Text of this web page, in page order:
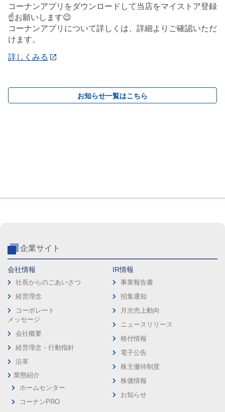
コーナンアプリをダウンロードして当店をマイストア登録
☝️お願いします😉
コーナンアプリについて詳しくは、詳細よりご確認いただ
けます。
詳しくみる
お知らせ一覧はこちら
企業サイト
会社情報
社長からのごあいさつ
経営理念
コーポレート
メッセージ
会社概要
経営理念・行動指針
沿革
業態紹介
ホームセンター
コーナンPRO
IR情報
事業報告書
招集通知
月次売上動向
ニュースリリース
格付情報
電子公告
株主優待制度
株価情報
お知らせ